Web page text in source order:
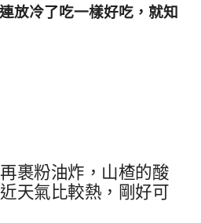
放冷了吃一樣好吃，就知
裹粉油炸，山楂的酸
天氣比較熱，剛好可